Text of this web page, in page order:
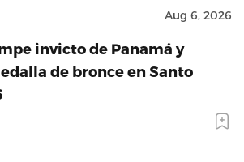
Aug 6, 2026
invicto de Panamá y
de bronce en Santo